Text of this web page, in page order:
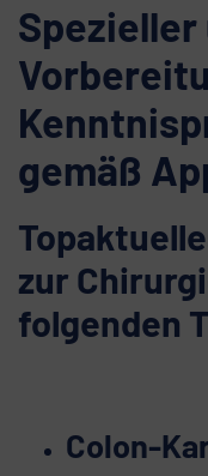
gemäß
zur
folgenden
Colon-